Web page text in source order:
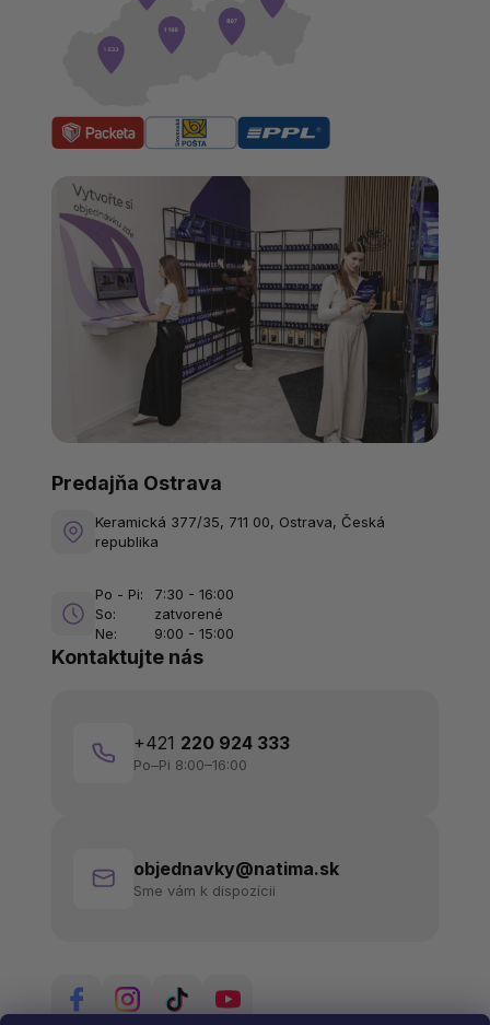
Kontaktujte nás
+421 220 924 333
Po–Pi 8:00–16:00
objednavky@natima.sk
Sme vám k dispozícii
Predajňa Ostrava
Keramická 377/35, 711 00, Ostrava, Česká
republika
Po - Pi:
7:30 - 16:00
So:
zatvorené
Ne:
9:00 - 15:00